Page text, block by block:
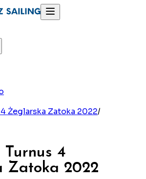
Żeglarska Zatoka 2022/
Turnus 4
Zatoka 2022